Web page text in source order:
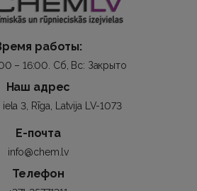
работы:
– 16:00. Сб, Вс: Закрыто
Наш адрес
3, Rīga, Latvija LV-1073
Е-почта
info@chem.lv
Телефон